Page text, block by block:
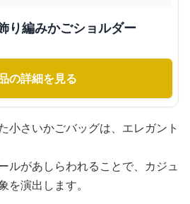
り編みかごショルダー
の詳細を見る
小さいかごバッグは、エレガント
ルがあしらわれることで、カジュ
を演出します。